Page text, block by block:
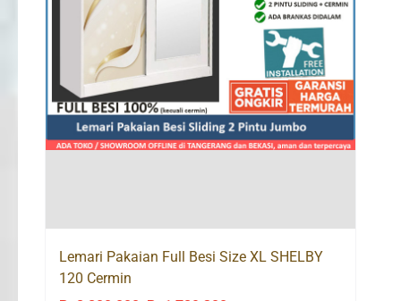
Lemari Pakaian Full Besi Size XL SHELBY
120 Cermin